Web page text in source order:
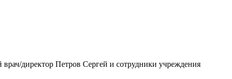
директор Петров Сергей и сотрудники учреждения